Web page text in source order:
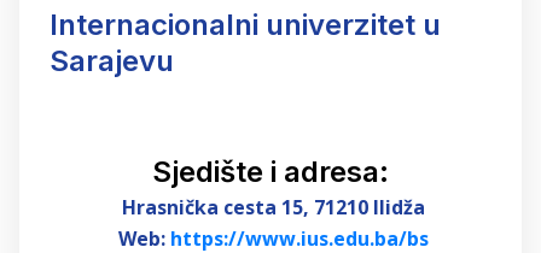
Internacionalni univerzitet u
Sarajevu
Sjedište i adresa:
Hrasnička cesta 15, 71210 Ilidža
Web: https://www.ius.edu.ba/bs